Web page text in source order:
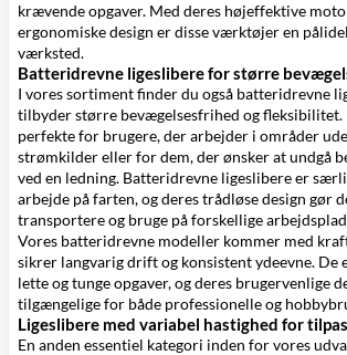
krævende opgaver. Med deres højeffektive
ergonomiske design er disse værktøjer en
værksted.
Batteridrevne ligeslibere for større
I vores sortiment finder du også batteridrevne
tilbyder større bevægelsesfrihed og fleksibilitet.
perfekte for brugere, der arbejder i områder
strømkilder eller for dem, der ønsker at undgå
ved en ledning. Batteridrevne ligeslibere er
arbejde på farten, og deres trådløse design gør
transportere og bruge på forskellige
Vores batteridrevne modeller kommer med
sikrer langvarig drift og konsistent ydeevne. De
lette og tunge opgaver, og deres brugervenlige
tilgængelige for både professionelle og
Ligeslibere med variabel hastighed for
En anden essentiel kategori inden for vores